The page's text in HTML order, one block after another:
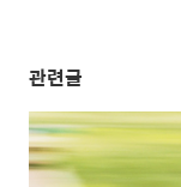
관련글